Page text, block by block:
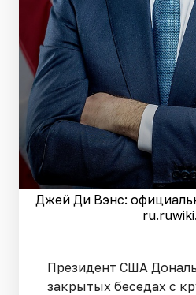
Джей Ди Вэнс:
Президент США
закрытых беседах с